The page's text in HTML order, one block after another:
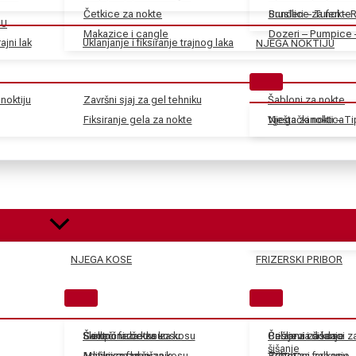
lak Uklanjanje i fiksiranje trajnog laka
Završni sjaj za gel tehniku
Fiksiranje gela za nokte
Šabloni za nokte
Vještački nokti –
Četkice za nokte
Makazice i cangle
Sunđeri – Tuferi –
Dozeri – Pumpice
Brusilice za nokte
NJEGA NOKTIJU
Njega zanoktica
Skidači farbe za kosu
Električne četke za kosu
Češljevi i dodaci
šišanje
NJEGA KOSE
Šamponi za kosu
Balzami za kosu
FRIZERSKI PRIBOR
Pribor za šišanje